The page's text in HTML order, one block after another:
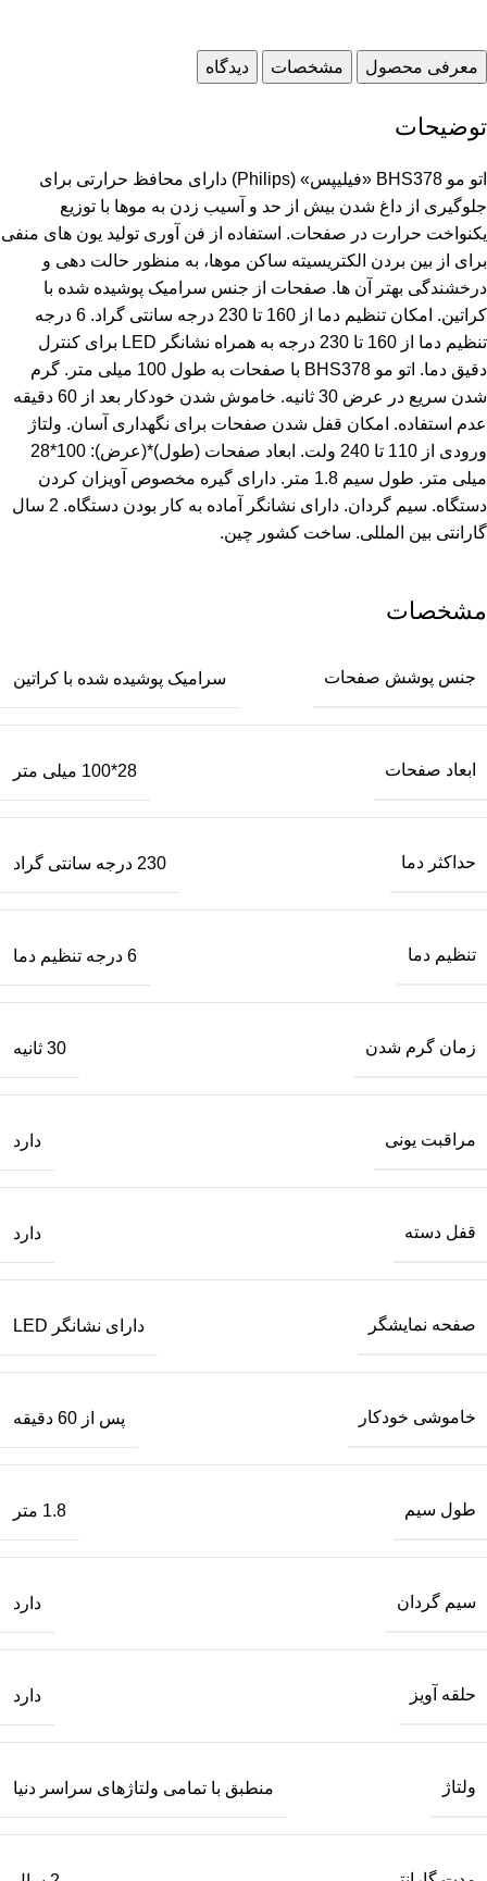
معرفی محصول مشخصات دیدگاه
توضیحات
اتو مو BHS378 «فیلیپس» (Philips) دارای محافظ حرارتی برای
جلوگیری از داغ شدن بیش از حد و آسیب زدن به موها با توزیع
یکنواخت حرارت در صفحات. استفاده از فن آوری تولید یون های منفی
برای از بین بردن الکتریسیته ساکن موها، به منظور حالت دهی و
درخشندگی بهتر آن ها. صفحات از جنس سرامیک پوشیده شده با
کراتین. امکان تنظیم دما از 160 تا 230 درجه سانتی گراد. 6 درجه
تنظیم دما از 160 تا 230 درجه به همراه نشانگر LED برای کنترل
دقیق دما. اتو مو BHS378 با صفحات به طول 100 میلی متر. گرم
شدن سریع در عرض 30 ثانیه. خاموش شدن خودکار بعد از 60 دقیقه
عدم استفاده. امکان قفل شدن صفحات برای نگهداری آسان. ولتاژ
ورودی از 110 تا 240 ولت. ابعاد صفحات (طول)*(عرض): 100*28
میلی متر. طول سیم 1.8 متر. دارای گیره مخصوص آویزان کردن
دستگاه. سیم گردان. دارای نشانگر آماده به کار بودن دستگاه. 2 سال
گارانتی بین المللی. ساخت کشور چین.
مشخصات
جنس پوشش صفحات سرامیک پوشیده شده با کراتین
ابعاد صفحات 28*100 میلی متر
حداکثر دما 230 درجه سانتی گراد
تنظیم دما 6 درجه تنظیم دما
زمان گرم شدن 30 ثانیه
مراقبت یونی دارد
قفل دسته دارد
صفحه نمایشگر دارای نشانگر LED
خاموشی خودکار پس از 60 دقیقه
طول سیم 1.8 متر
سیم گردان دارد
حلقه آویز دارد
ولتاژ منطبق با تمامی ولتاژهای سراسر دنیا